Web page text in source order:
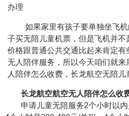
办理
如果家里有孩子要单独坐飞机
子买无陪儿童机票，但是飞机并不
价格跟普通公共交通比起来肯定
无人陪伴服务，所以今天咱们就
人陪伴怎么收费，长龙航空无陪儿
长龙航空航空无人陪伴怎么收
申请儿童无陪服务2个小时以内